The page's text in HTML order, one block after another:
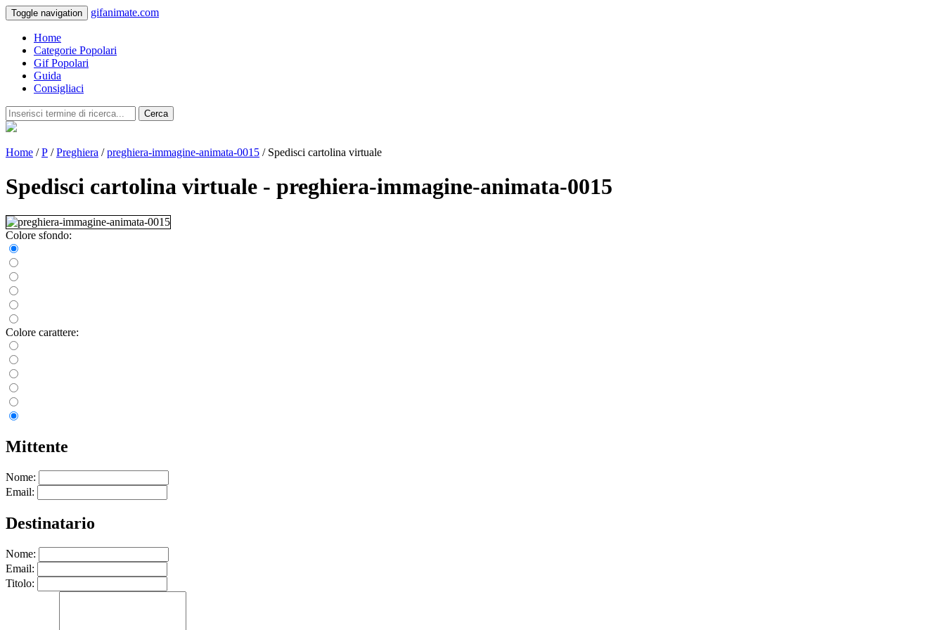
Toggle navigation gifanimate.com
Home
Categorie Popolari
Gif Popolari
Guida
Consigliaci
Cerca
Home /P /Preghiera /preghiera-immagine-animata-0015 / Spedisci cartolina virtuale
Spedisci cartolina virtuale - preghiera-immagine-animata-0015
Colore sfondo:
Colore carattere:
Mittente
Nome:
Email:
Destinatario
Nome:
Email:
Titolo: